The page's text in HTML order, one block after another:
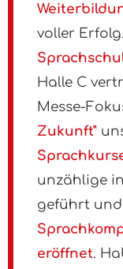
voller
Halle C
Messe-
Zukunft"
unzählige
geführt
eröffnet.